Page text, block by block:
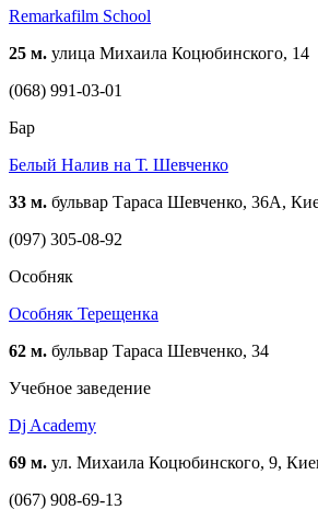
Remarkafilm School
25 м. улица Михаила Коцюбинского, 14
(068) 991-03-01
Бар
Белый Налив на Т. Шевченко
33 м. бульвар Тараса Шевченко, 36А,
(097) 305-08-92
Особняк
Особняк Терещенка
62 м. бульвар Тараса Шевченко, 34
Учебное заведение
Dj Academy
69 м. ул. Михаила Коцюбинского, 9,
(067) 908-69-13